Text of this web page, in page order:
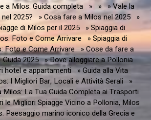
a Milos: Guida completa » » » Vale la
2025? » Cosa fare a Milos nel 2025
»
di Milos per il 2025 » Spiaggia di
Foto e Come Arrivare
» Spiaggia di
Foto e Come Arrivare » Cose da fare a
2025 » Dove alloggiare a Pollonia
hotel e appartamenti » Guida alla Vita
I Migliori Bar, Locali e Attività Serali
»
La Tua Guida Completa ai Trasporti
le Migliori Spiagge Vicino a Pollonia, Milos
Paesaggio marino iconico della Grecia e